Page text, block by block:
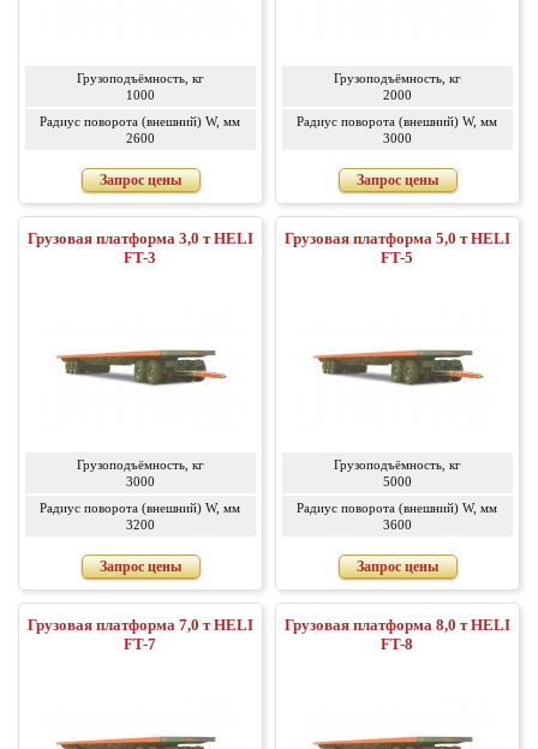
Грузоподъёмность, кг
1000
Радиус поворота (внешний) W, мм
2600
Запрос цены
Грузоподъёмность, кг
2000
Радиус поворота (внешний) W, мм
3000
Запрос цены
Грузовая платформа 3,0 т HELI
FT-3
Грузоподъёмность, кг
3000
Радиус поворота (внешний) W, мм
3200
Запрос цены
Грузовая платформа 5,0 т HELI
FT-5
Грузоподъёмность, кг
5000
Радиус поворота (внешний) W, мм
3600
Запрос цены
Грузовая платформа 7,0 т HELI
FT-7
Грузовая платформа 8,0 т HELI
FT-8